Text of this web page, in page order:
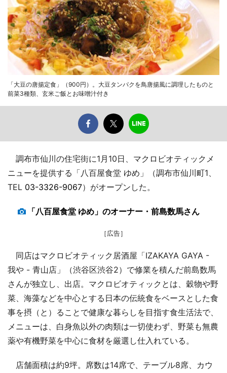
「大豆の唐揚定食」（900円）。大豆タンパクを鳥唐揚風に調理したものと
前菜3種類、玄米ご飯とお味噌汁付き
調布市仙川の住宅街に1月10日、マクロビオティックメ
ニューを提供する「八百屋食堂 ゆめ」（調布市仙川町1、
TEL 03-3326-9067）がオープンした。
「八百屋食堂 ゆめ」のオーナー・前島数馬さん
［広告］
同店はマクロビオティック居酒屋「IZAKAYA GAYA -
我や - 青山店」（渋谷区渋谷2）で修業を積んだ前島数馬
さんが独立し、出店。マクロビオティックとは、穀物や野
菜、海藻などを中心とする日本の伝統食をベースとした食
事を摂（と）ることで健康な暮らしを目指す食生活法で、
メニューは、白身魚以外の肉類は一切使わず、野菜も無農
薬や有機野菜を中心に食材を厳選し仕入れている。
店舗面積は約9坪。席数は14席で、テーブル8席、カウ